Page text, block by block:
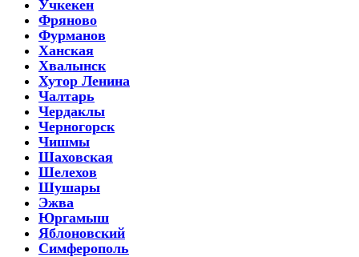
Учкекен
Фряново
Фурманов
Ханская
Хвалынск
Хутор Ленина
Чалтарь
Чердаклы
Черногорск
Чишмы
Шаховская
Шелехов
Шушары
Эжва
Юргамыш
Яблоновский
Симферополь